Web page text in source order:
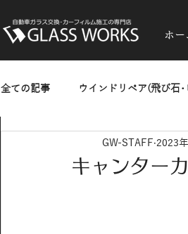
ホー
全ての記事 ウインドリペア(飛び石
ガラスのひっかきキズ･油膜・水垢
キャンター
GW-STAFF 2023